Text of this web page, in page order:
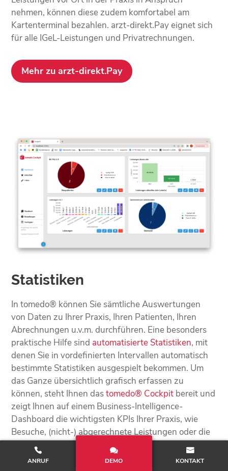
nehmen, können diese zudem komfortabel am
Kartenterminal bezahlen. arzt-direkt.Pay eignet sich
für alle IGeL-Leistungen und Privatrechnungen.
Mehr zu arzt-direkt.Pay
Statistiken
In tomedo® können Sie sämtliche Auswertungen
von Daten zu Ihrer Praxis, Ihren Patienten, Ihren
Abrechnungen u.v.m. durchführen. Eine besonders
praktische Hilfe sind automatisierte Statistiken, mit
denen Sie in vordefinierten Intervallen automatisch
bestimmte Statistiken ausgespielt bekommen. Um
das Ganze übersichtlich grafisch erfassen zu
können, steht Ihnen dastomedo® Cockpit bereit und
zeigt Ihnen auf einem Business-Intelligence-
Dashboard die wichtigsten KPIs Ihrer Praxis, wie
Besuche, (nicht-) abgerechnete Leistungen oder die
Leistungen je Behandler in einem bestimmten
Zeitraum.
ANRUF DEMO KONTAKT